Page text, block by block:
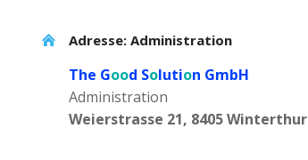
Adresse: Administration
The Good Solution GmbH
Administration
Weierstrasse 21, 8405 Winterthur